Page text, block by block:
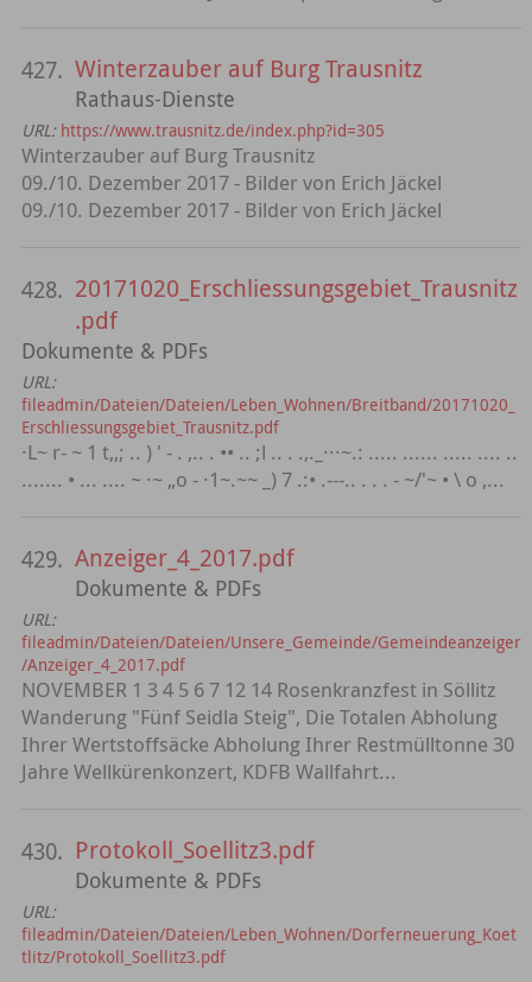
427. Winterzauber auf Burg Trausnitz
Rathaus-Dienste
URL: https://www.trausnitz.de/index.php?id=305
Winterzauber auf Burg Trausnitz
09./10. Dezember 2017 - Bilder von Erich Jäckel
09./10. Dezember 2017 - Bilder von Erich Jäckel
428. 20171020_Erschliessungsgebiet_Trausnitz
.pdf
Dokumente & PDFs
URL:
fileadmin/Dateien/Dateien/Leben_Wohnen/Breitband/20171020_
Erschliessungsgebiet_Trausnitz.pdf
·L~ r- ~ 1 t,,; .. ) ' - . ,.. . •• .. ;l .. . .,._···~.: ..... ...... ..... .... ..
....... • ... .... ~ ·~ „o - ·1~.~~ _) 7 .:• .---.. . . . - ~/'~ • \ o ,...
429. Anzeiger_4_2017.pdf
Dokumente & PDFs
URL:
fileadmin/Dateien/Dateien/Unsere_Gemeinde/Gemeindeanzeiger
/Anzeiger_4_2017.pdf
NOVEMBER 1 3 4 5 6 7 12 14 Rosenkranzfest in Söllitz
Wanderung "Fünf Seidla Steig", Die Totalen Abholung
Ihrer Wertstoffsäcke Abholung Ihrer Restmülltonne 30
Jahre Wellkürenkonzert, KDFB Wallfahrt...
430. Protokoll_Soellitz3.pdf
Dokumente & PDFs
URL:
fileadmin/Dateien/Dateien/Leben_Wohnen/Dorferneuerung_Koet
tlitz/Protokoll_Soellitz3.pdf